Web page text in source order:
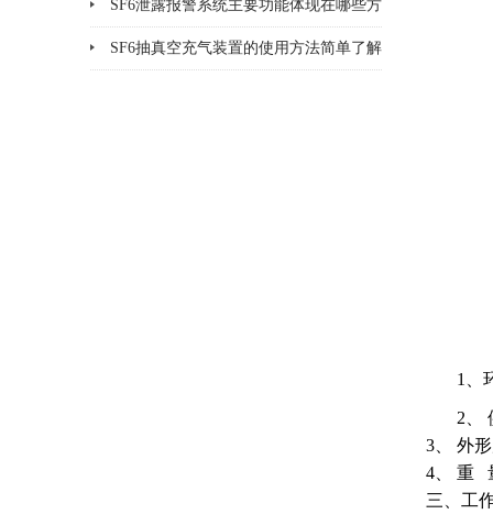
安全、环保
SF6泄露报警系统主要功能体现在哪些方
面
SF6抽真空充气装置的使用方法简单了解
1、
2、
3、 外
4、 重
三、工